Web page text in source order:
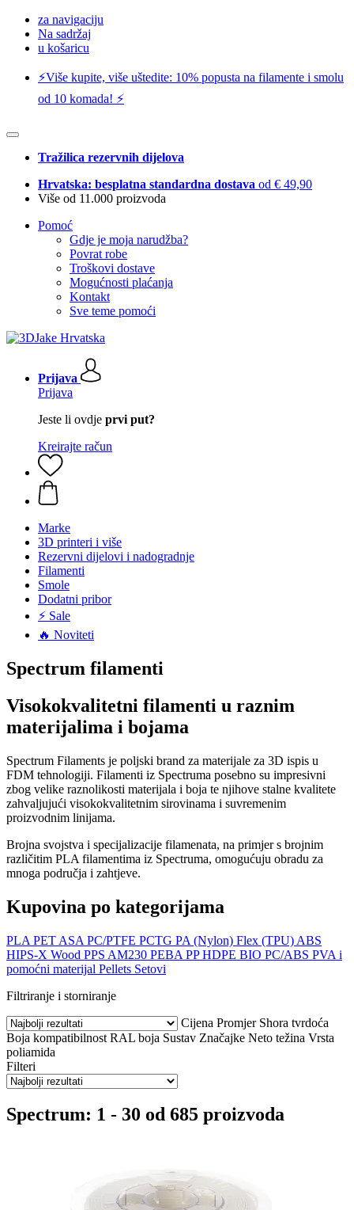
za navigaciju
Na sadržaj
u košaricu
⚡️Više kupite, više uštedite: 10% popusta na filamente i smolu
od 10 komada! ⚡️
Tražilica rezervnih dijelova
Hrvatska: besplatna standardna dostava od € 49,90
Više od 11.000 proizvoda
Pomoć
Gdje je moja narudžba?
Povrat robe
Troškovi dostave
Mogućnosti plaćanja
Kontakt
Sve teme pomoći
Prijava
Prijava
Jeste li ovdje prvi put?
Kreirajte račun
Marke
3D printeri i više
Rezervni dijelovi i nadogradnje
Filamenti
Smole
Dodatni pribor
⚡ Sale
🔥 Noviteti
Spectrum filamenti
Visokokvalitetni filamenti u raznim
materijalima i bojama
Spectrum Filaments je poljski brand za materijale za 3D ispis u
FDM tehnologiji. Filamenti iz Spectruma posebno su impresivni
zbog velike raznolikosti materijala i boja te njihove stalne kvalitete
zahvaljujući visokokvalitetnim sirovinama i suvremenim
proizvodnim linijama.
Brojna svojstva i specijalizacije filamenata, na primjer s brojnim
različitim PLA filamentima iz Spectruma, omogućuju obradu za
mnoga područja i zahtjeve.
Kupovina po kategorijama
PLA PET ASA PC/PTFE PCTG PA (Nylon) Flex (TPU) ABS
HIPS-X Wood PPS AM230 PEBA PP HDPE BIO PC/ABS PVA i
pomoćni materijal Pellets Setovi
Filtriranje i storniranje
Cijena Promjer Shora tvrdoća
Boja kompatibilnost RAL boja Sustav Značajke Neto težina Vrsta
poliamida
Filteri
Spectrum: 1 - 30 od 685 proizvoda